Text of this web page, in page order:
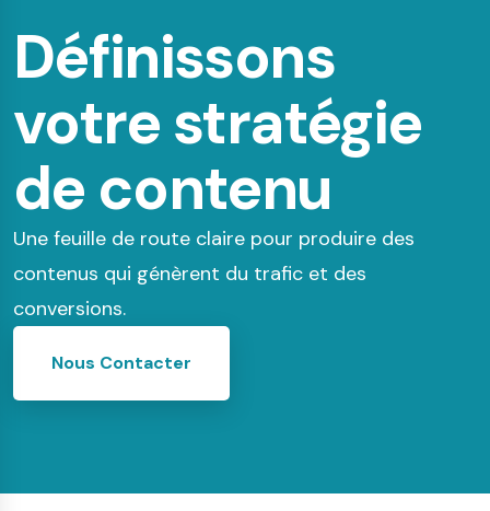
Définissons
votre stratégie
de contenu
Une feuille de route claire pour produire des
contenus qui génèrent du trafic et des
conversions.
Nous Contacter